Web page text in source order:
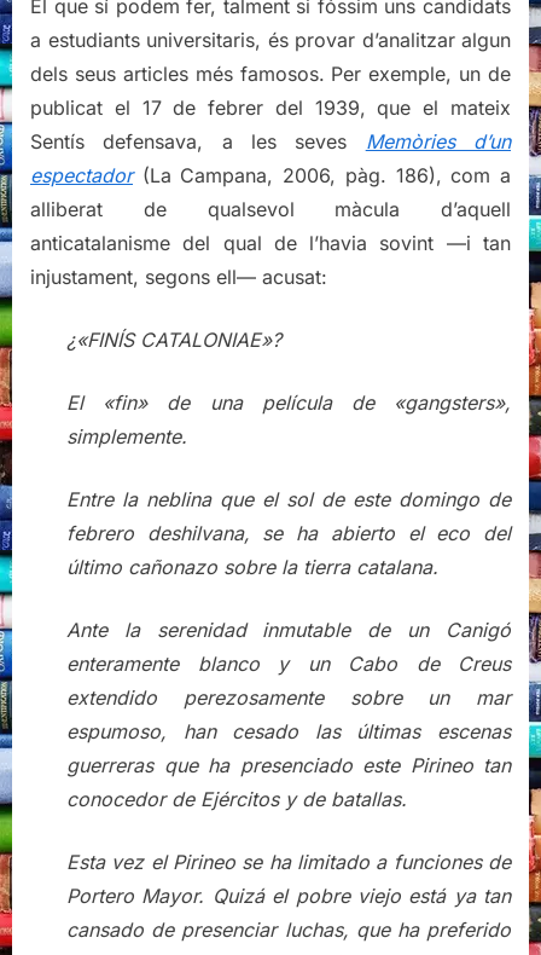
El que sí podem fer, talment si fóssim uns candidats
a estudiants universitaris, és provar d’analitzar algun
dels seus articles més famosos. Per exemple, un de
publicat el 17 de febrer del 1939, que el mateix
Sentís defensava, a les seves Memòries d’un
espectador(La Campana, 2006, pàg. 186), com a
alliberat de qualsevol màcula d’aquell
anticatalanisme del qual de l’havia sovint —i tan
injustament, segons ell— acusat:
¿«FINÍS CATALONIAE»?
El «fin» de una película de «gangsters»,
simplemente.
Entre la neblina que el sol de este domingo de
febrero deshilvana, se ha abierto el eco del
último cañonazo sobre la tierra catalana.
Ante la serenidad inmutable de un Canigó
enteramente blanco y un Cabo de Creus
extendido perezosamente sobre un mar
espumoso, han cesado las últimas escenas
guerreras que ha presenciado este Pirineo tan
conocedor de Ejércitos y de batallas.
Esta vez el Pirineo se ha limitado a funciones de
Portero Mayor. Quizá el pobre viejo está ya tan
cansado de presenciar luchas, que ha preferido